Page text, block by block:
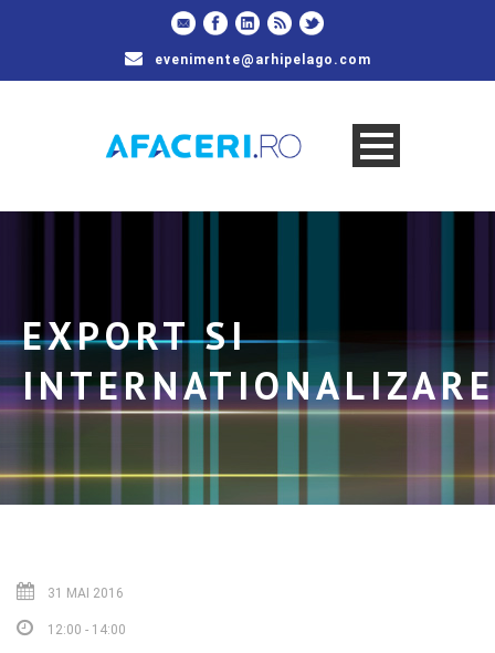
evenimente@arhipelago.com
EXPORT SI
INTERNATIONALIZARE
31 MAI 2016
12:00 - 14:00